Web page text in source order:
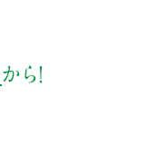
から！